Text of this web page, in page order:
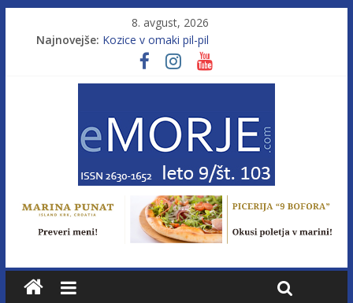
8. avgust, 2026
Najnovejše: Kozice v omaki pil-pil
Leto 9, št. 103; Licenca brez morja
Od morja do gorja 11